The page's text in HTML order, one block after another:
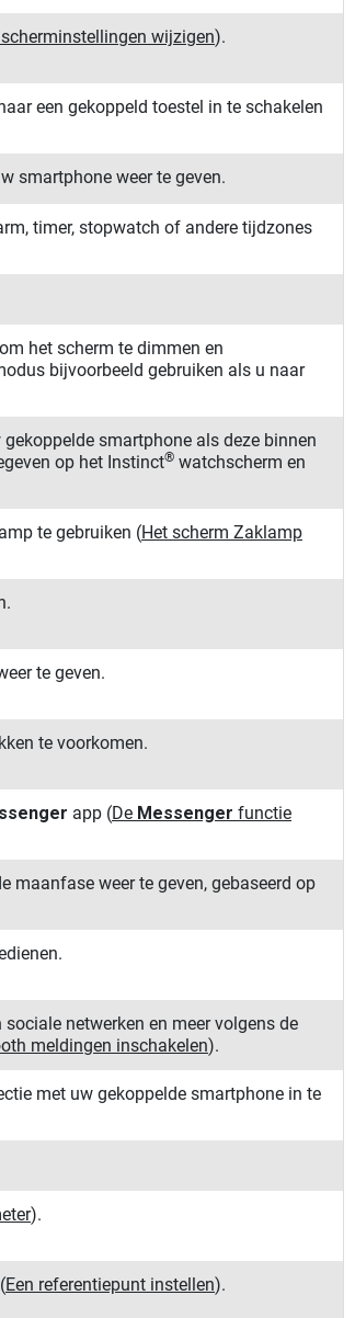
scherminstellingen wijzigen).
een gekoppeld toestel in te schakelen
smartphone weer te geven.
timer, stopwatch of andere tijdzones
het scherm te dimmen en
bijvoorbeeld gebruiken als u naar
smartphone als deze binnen
op het Instinct® watchscherm en
te gebruiken (Het scherm Zaklamp
te geven.
te voorkomen.
app (De Messenger functie
maanfase weer te geven, gebaseerd op
netwerken en meer volgens de
meldingen inschakelen).
met uw gekoppelde smartphone in te
).
(Een referentiepunt instellen).